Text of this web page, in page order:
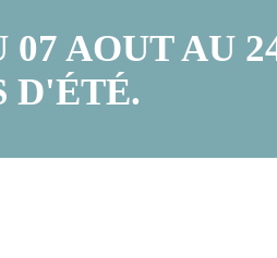
AOUT AU
D'ÉTÉ.